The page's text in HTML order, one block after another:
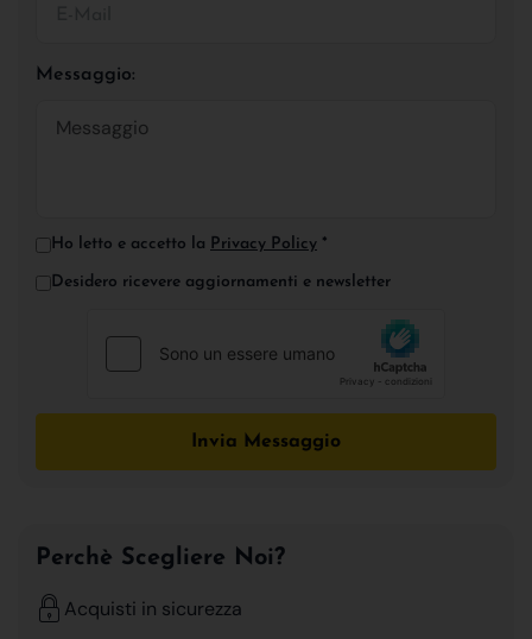
Messaggio:
Ho letto e accetto la Privacy Policy *
Desidero ricevere aggiornamenti e newsletter
Invia Messaggio
Perchè Scegliere Noi?
Acquisti in sicurezza